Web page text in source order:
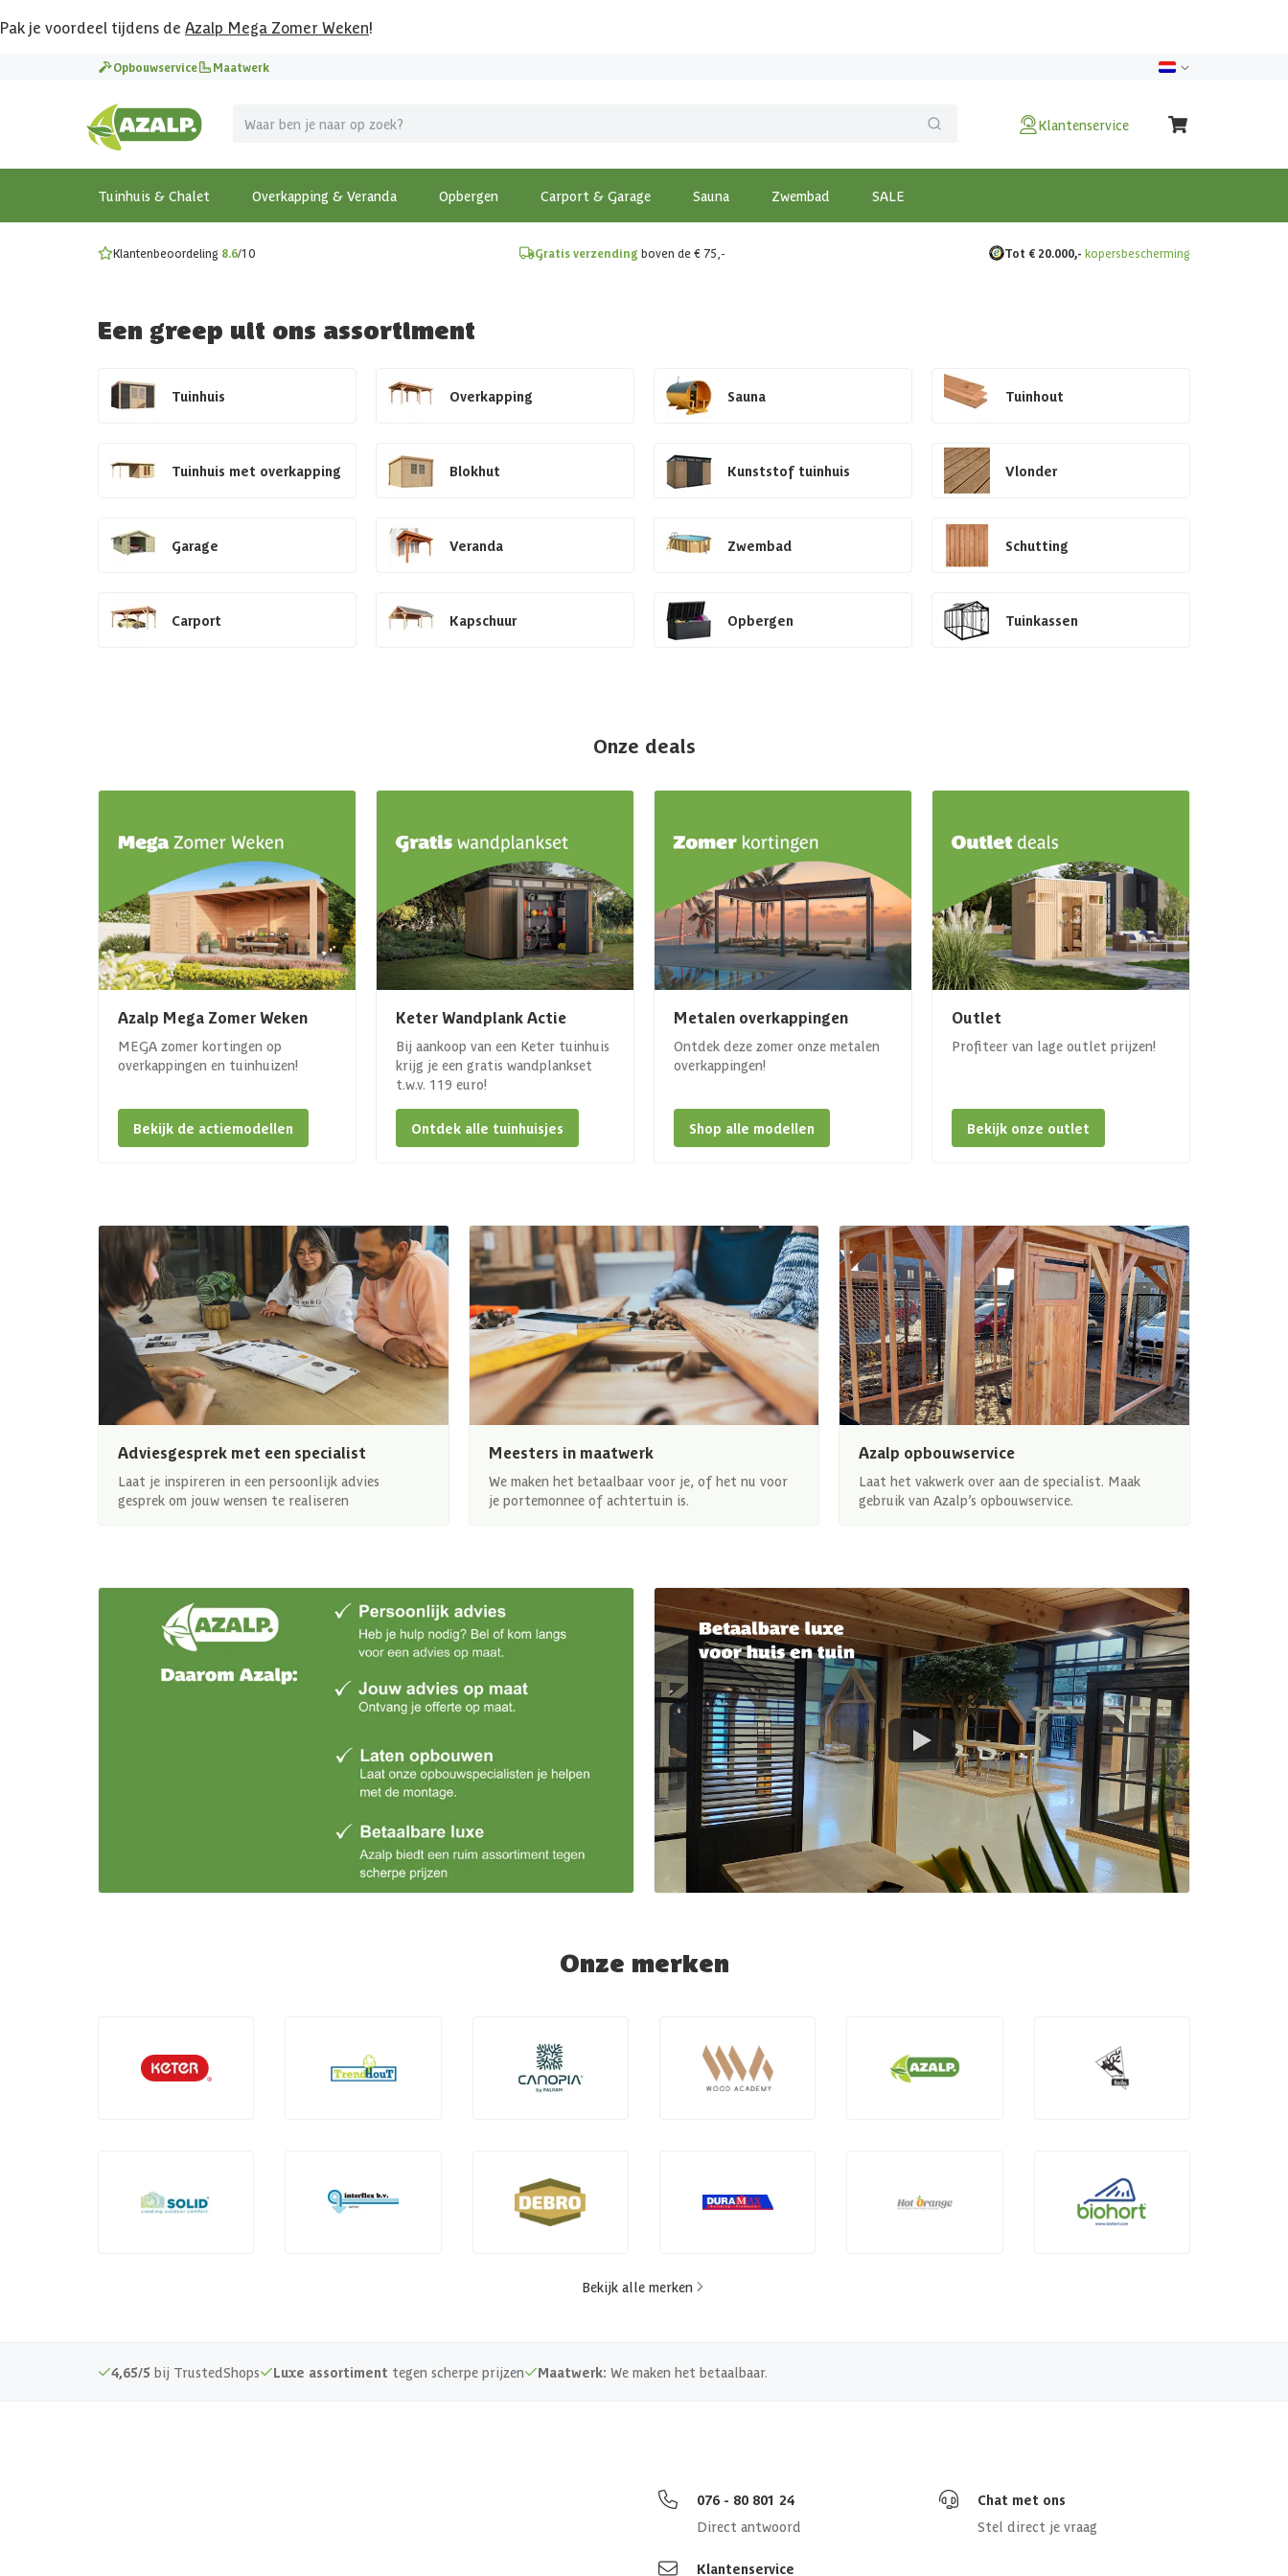
Pak je voordeel tijdens de Azalp Mega Zomer Weken!
Opbouwservice Maatwerk
Klantenservice
Tuinhuis & Chalet Overkapping & Veranda Opbergen Carport & Garage Sauna Zwembad SALE
Vier vakantie in je tuin
MEGA zomer kortingen op overkappingen en tuinhuizen!
Bekijk de actiemodellen
Gratis wandplankset
Ontdek onze metalen overkappingen
Klantenbeoordeling 8.6/10 Gratis verzending boven de € 75,- Tot € 20.000,- kopersbescherming
Een greep uit ons assortiment
Tuinhuis Overkapping Sauna Tuinhout
Tuinhuis met overkapping Blokhut Kunststof tuinhuis Vlonder
Garage Veranda Zwembad Schutting
Carport Kapschuur Opbergen Tuinkassen
Onze deals
Azalp Mega Zomer Weken
MEGA zomer kortingen op
overkappingen en tuinhuizen!
Bekijk de actiemodellen
Keter Wandplank Actie
Bij aankoop van een Keter tuinhuis
krijg je een gratis wandplankset
t.w.v. 119 euro!
Ontdek alle tuinhuisjes
Metalen overkappingen
Ontdek deze zomer onze metalen
overkappingen!
Shop alle modellen
Outlet
Profiteer van lage outlet prijzen!
Bekijk onze outlet
Adviesgesprek met een specialist
Laat je inspireren in een persoonlijk advies
gesprek om jouw wensen te realiseren
Meesters in maatwerk
We maken het betaalbaar voor je, of het nu voor
je portemonnee of achtertuin is.
Azalp opbouwservice
Laat het vakwerk over aan de specialist. Maak
gebruik van Azalp’s opbouwservice.
Onze merken
Bekijk alle merken
4,65/5 bij TrustedShops Luxe assortiment tegen scherpe prijzen Maatwerk: We maken het betaalbaar.
076 - 80 801 24
Direct antwoord
Chat met ons
Stel direct je vraag
Klantenservice